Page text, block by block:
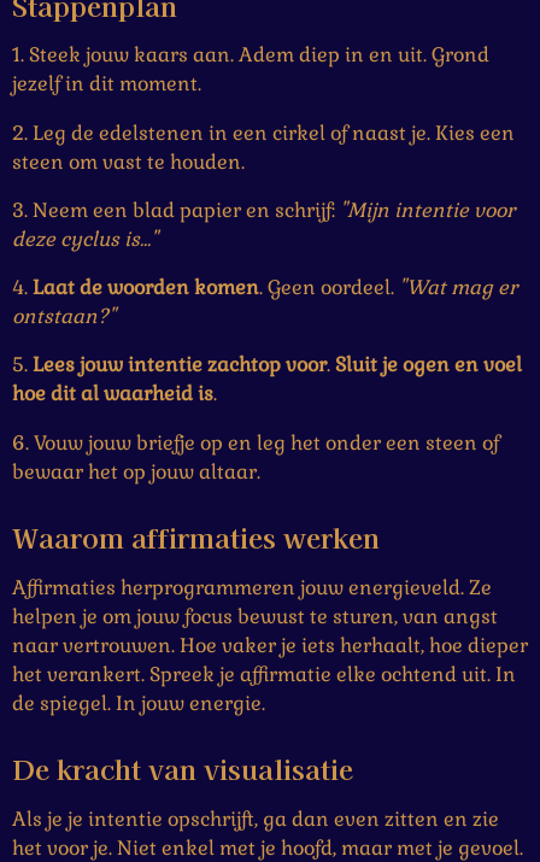
1. Steek jouw kaars aan. Adem diep in en uit. Grond
jezelf in dit moment.
2. Leg de edelstenen in een cirkel of naast je. Kies een
steen om vast te houden.
3. Neem een blad papier en schrijf: "Mijn intentie voor
deze cyclus is..."
4.Laat de woorden komen. Geen oordeel. "Wat mag er
ontstaan?"
5.Lees jouw intentie zachtop voor.Sluit je ogen en voel
hoe dit al waarheid is.
6. Vouw jouw briefje op en leg het onder een steen of
bewaar het op jouw altaar.
Waarom affirmaties werken
Affirmaties herprogrammeren jouw energieveld. Ze
helpen je om jouw focus bewust te sturen, van angst
naar vertrouwen. Hoe vaker je iets herhaalt, hoe dieper
het verankert. Spreek je affirmatie elke ochtend uit. In
de spiegel. In jouw energie.
De kracht van visualisatie
Als je je intentie opschrijft, ga dan even zitten en zie
het voor je. Niet enkel met je hoofd, maar met je gevoel.